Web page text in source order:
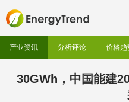
产业资讯 分析评论 价格趋
30GWh，中国能建